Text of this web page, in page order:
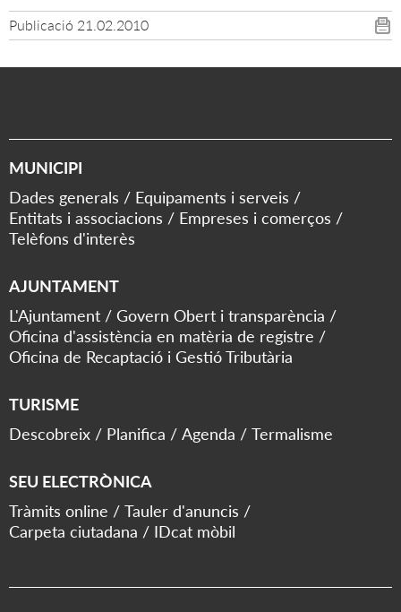
Publicació 21.02.2010
MUNICIPI
Dades generals
Equipaments i serveis
Entitats i associacions
Empreses i comerços
Telèfons d'interès
AJUNTAMENT
L'Ajuntament
Govern Obert i transparència
Oficina d'assistència en matèria de registre
Oficina de Recaptació i Gestió Tributària
TURISME
Descobreix
Planifica Agenda Termalisme
SEU ELECTRÒNICA
Tràmits online
Tauler d'anuncis
Carpeta ciutadana
IDcat mòbil